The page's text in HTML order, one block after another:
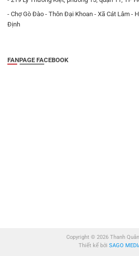
- Chợ Gò Đào - Thôn Đại Khoan - Xã Cát Lâm -
Định
FANPAGE FACEBOOK
Copyright © 2026 Thanh
Thiết kế bởi SAGO